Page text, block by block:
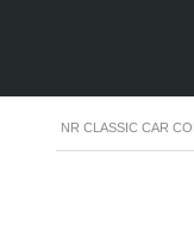
NR CLASSIC CAR